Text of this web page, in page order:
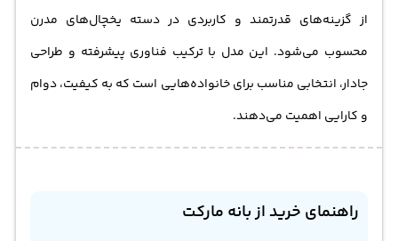
از گزینه‌های قدرتمند و کاربردی در دسته یخچال‌های مدرن
محسوب می‌شود. این مدل با ترکیب فناوری پیشرفته و طراحی
جادار، انتخابی مناسب برای خانواده‌هایی است که به کیفیت، دوام
و کارایی اهمیت می‌دهند.
راهنمای خرید از بانه مارکت